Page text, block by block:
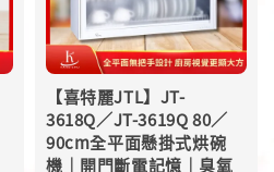
【喜特麗JTL】JT-
3618Q／JT-3619Q 80／
90cm全平面懸掛式烘碗
機｜開門斷電記憶｜臭氧